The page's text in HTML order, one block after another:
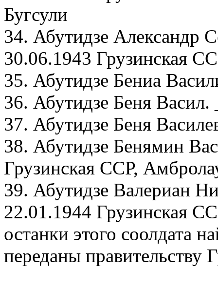
Бугсули
34. Абутидзе Александр
30.06.1943 Грузинская
35. Абутидзе Бениа
36. Абутидзе Беня
37. Абутидзе Беня
38. Абутидзе Бенямин
Грузинская ССР,
39. Абутидзе Валериан
22.01.1944 Грузинская
останки этого соолдата
переданы правительству